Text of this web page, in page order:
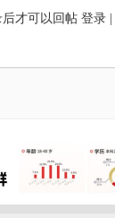
才可以回帖 登录|